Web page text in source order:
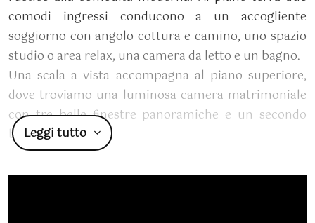
comodi ingressi conducono a un accogliente
soggiorno con angolo cottura e camino, uno spazio
studio o area relax, una camera da letto e un bagno.
Una scala a vista accompagna al piano superiore,
dove troviamo una luminosa camera matrimoniale
con tre belle finestre panoramiche e un secondo
bagno.
Il giardino privato di circa 9000 mq, che circonda la
Leggi tutto